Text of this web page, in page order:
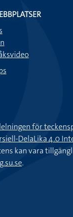
för
DelaLika 4.0
kan vara
.